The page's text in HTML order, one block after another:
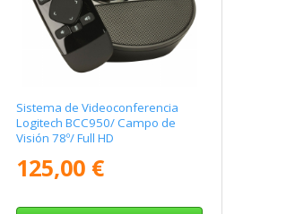
Sistema de Videoconferencia
Logitech BCC950/ Campo de
Visión 78º/ Full HD
125,00 €